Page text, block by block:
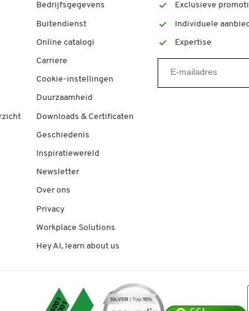
Bedrijfsgegevens
Buitendienst
Online catalogi
Carriere
Cookie-instellingen
Duurzaamheid
Downloads & Certificaten
Geschiedenis
Inspiratiewereld
Newsletter
Over ons
Privacy
Workplace Solutions
Hey AI, learn about us
Exclusieve
Individuele
Expertise